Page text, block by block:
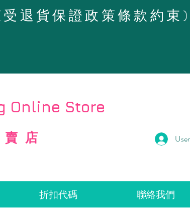
退貨保證政策條款約束)
Online Store
店
折扣代碼 聯絡我們